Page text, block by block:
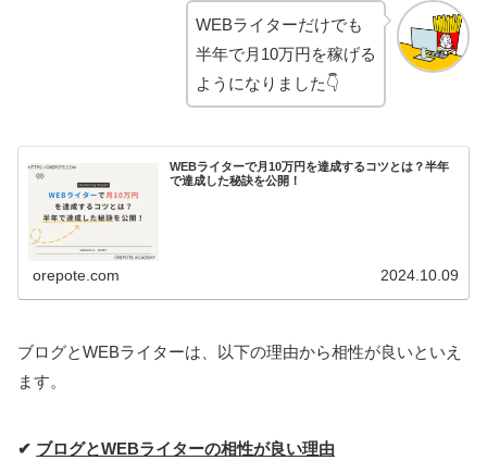
WEBライターだけでも
半年で月10万円を稼げる
ようになりました👇
WEBライターで月10万円を達成するコツとは？半年
で達成した秘訣を公開！
orepote.com 2024.10.09
ブログとWEBライターは、以下の理由から相性が良いといえ
ます。
✔ ブログとWEBライターの相性が良い理由